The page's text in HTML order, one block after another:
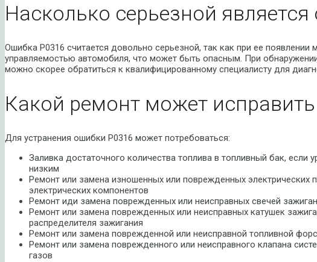
Насколько серьезной
Ошибка P0316 считается довольно серьезной, так как при ее появлении
управляемостью автомобиля, что может быть опасным. При
можно скорее обратиться к квалифицированному специалисту для
Какой ремонт может
Для устранения ошибки P0316 может потребоваться:
Заливка достаточного количества топлива в топливный бак, если
низким
Ремонт или замена изношенных или поврежденных электрических
электрических компонентов
Ремонт иди замена поврежденных или неисправных свечей
Ремонт или замена поврежденных или неисправных катушек
распределителя зажигания
Ремонт или замена поврежденной или неисправной топливной
Ремонт или замена поврежденного или неисправного клапана
газов